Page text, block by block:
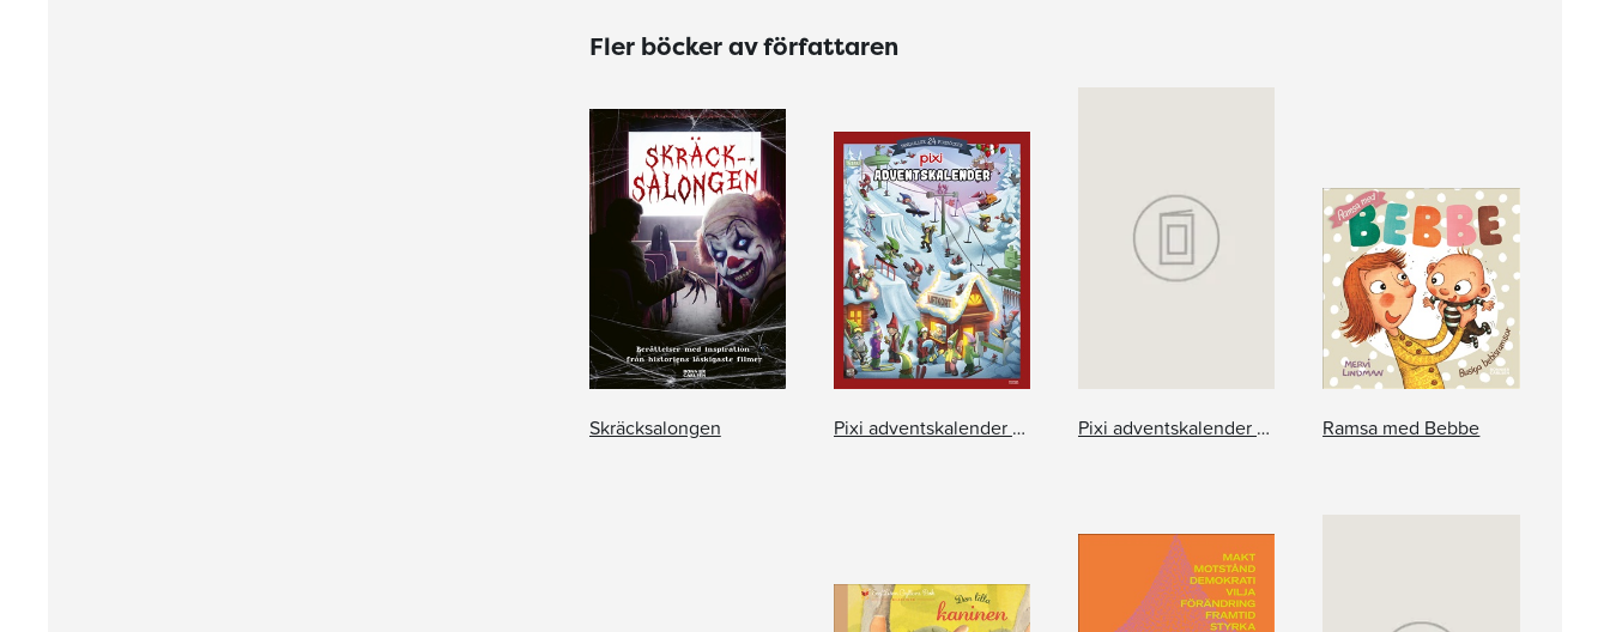
Fler böcker av författaren
Skräcksalongen Pixi adventskalender – Mattias Andersson Pixi adventskalender – Jan Lööf Ramsa med Bebbe